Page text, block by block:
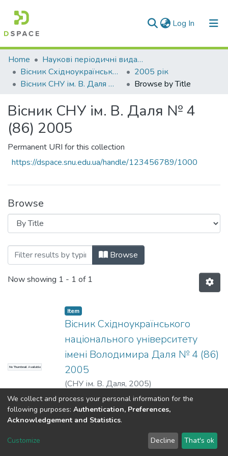
Log In (current)
Communities & Collections
All of DSpace
Home
Наукові періодичні видання СНУ ім. В. Даля
Вісник Східноукраїнського національного університету імені В. Даля
2005 рік
Вісник СНУ ім. В. Даля № 4 (86) 2005
Browse by Title
Вісник СНУ ім. В. Даля № 4
(86) 2005
Permanent URI for this collection
https://dspace.snu.edu.ua/handle/123456789/1000
Browse
Browsing Вісник СНУ ім. В. Даля № 4
Browse
Now showing 1 - 1 of 1
No Thumbnail Available
Item
Вісник Східноукраїнського
національного університету
імені Володимира Даля № 4 (86)
2005
(СНУ ім. В. Даля, 2005)
Dspace & Volodymyr Dahl East Ukrainian National University
LYRASIS
Send Feedback
We collect and process your personal information for the
following purposes: Authentication, Preferences,
Acknowledgement and Statistics.
Customize Decline That's ok